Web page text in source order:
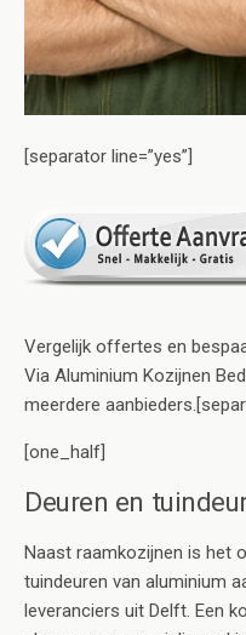
[separator line=”yes”]
Vergelijk offertes en
Via Aluminium Kozijnen
meerdere
[one_half]
Deuren en
Naast raamkozijnen is het
tuindeuren van aluminium
leveranciers uit Delft. Een